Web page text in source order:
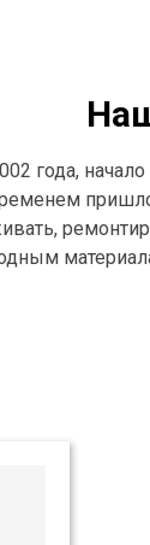
года,